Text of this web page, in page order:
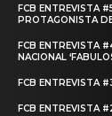
FCB ENTREVISTA
PROTAGONISTA
FCB ENTREVISTA
NACIONAL
FCB ENTREVISTA
FCB ENTREVISTA